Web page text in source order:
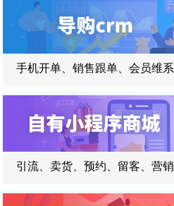
手机开单、销售跟单、会员维系
引流、卖货、预约、留客、营销